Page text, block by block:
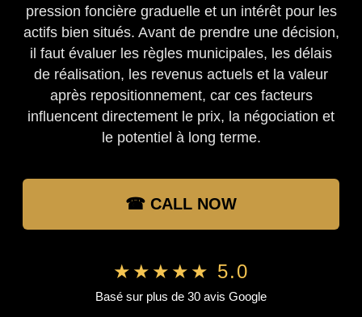
pression foncière graduelle et un intérêt pour les
actifs bien situés. Avant de prendre une décision,
il faut évaluer les règles municipales, les délais
de réalisation, les revenus actuels et la valeur
après repositionnement, car ces facteurs
influencent directement le prix, la négociation et
le potentiel à long terme.
☎ CALL NOW
★★★★★ 5.0
Basé sur plus de 30 avis Google